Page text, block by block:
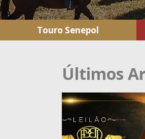
Touro Senepol
Últimos